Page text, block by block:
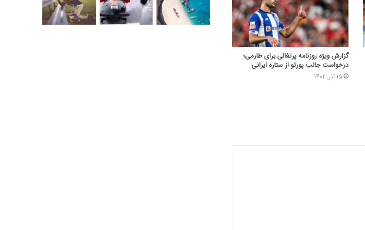
گزارش ویژه روزنامه پرتغالی برای طارمی؛
درخواست جالب پورتو از ستاره ایرانی
15 آذر, 1402